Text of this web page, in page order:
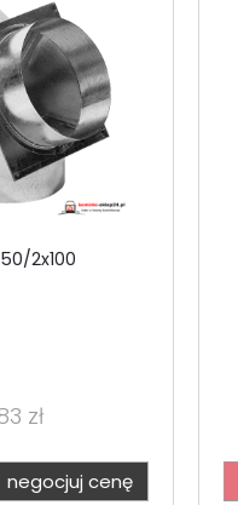
2x100
zł
negocjuj cenę